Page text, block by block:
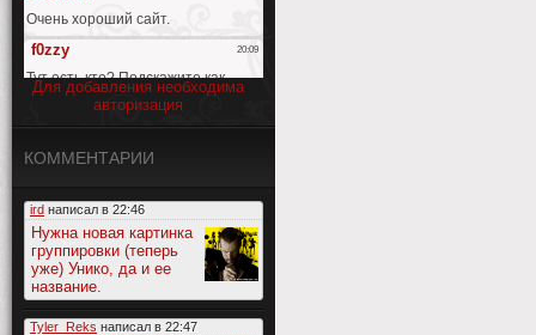
Для добавления необходима
авторизация
КОММЕНТАРИИ
ird написал в 22:46
Нужна новая картинка
группировки (теперь
уже) Унико, да и ее
название.
Tyler_Reks написал в 22:47